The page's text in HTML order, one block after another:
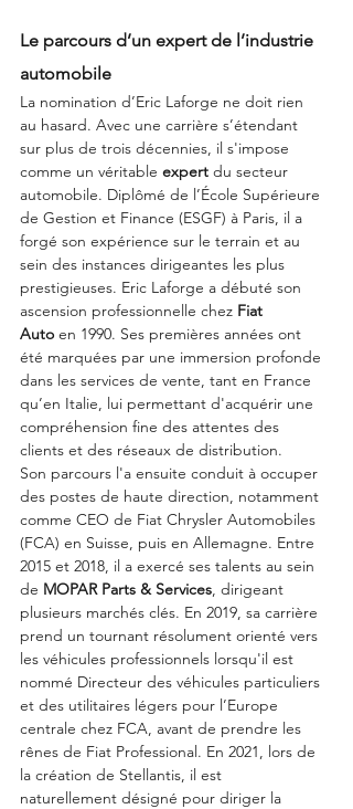
Le parcours d’un expert de l’industrie
automobile
La nomination d’Eric Laforge ne doit rien
au hasard. Avec une carrière s’étendant
sur plus de trois décennies, il s'impose
comme un véritable expert du secteur
automobile. Diplômé de l’École Supérieure
de Gestion et Finance (ESGF) à Paris, il a
forgé son expérience sur le terrain et au
sein des instances dirigeantes les plus
prestigieuses. Eric Laforge a débuté son
ascension professionnelle chez Fiat
Auto en 1990. Ses premières années ont
été marquées par une immersion profonde
dans les services de vente, tant en France
qu’en Italie, lui permettant d'acquérir une
compréhension fine des attentes des
clients et des réseaux de distribution.
Son parcours l'a ensuite conduit à occuper
des postes de haute direction, notamment
comme CEO de Fiat Chrysler Automobiles
(FCA) en Suisse, puis en Allemagne. Entre
2015 et 2018, il a exercé ses talents au sein
de MOPAR Parts & Services, dirigeant
plusieurs marchés clés. En 2019, sa carrière
prend un tournant résolument orienté vers
les véhicules professionnels lorsqu'il est
nommé Directeur des véhicules particuliers
et des utilitaires légers pour l’Europe
centrale chez FCA, avant de prendre les
rênes de Fiat Professional. En 2021, lors de
la création de Stellantis, il est
naturellement désigné pour diriger la